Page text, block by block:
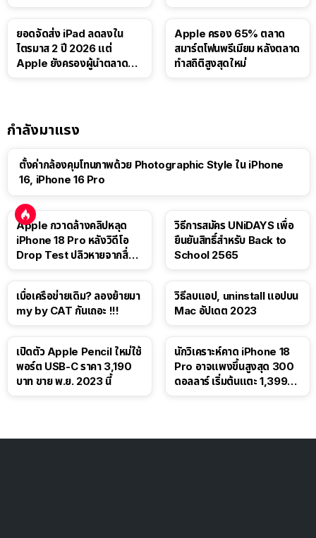
ยอดจัดส่ง iPad ลดลงใน
ไตรมาส 2 ปี 2026 แต่
Apple ยังครองผู้นำตลาด
Apple ครอง 65% ตลาด
สมาร์ตโฟนพรีเมียม หลังตลาด
ทำสถิติสูงสุดใหม่
กำลังมาแรง
ตั้งค่ากล้องคุมโทนภาพด้วย Photographic Style ใน iPhone
16, iPhone 16 Pro
Apple กวาดล้างคลิปหลุด
iPhone 18 Pro หลังวิดีโอ
Drop Test ปลิวหายจากสื่อ
วิธีการสมัคร UNiDAYS เพื่อ
ยืนยันสิทธิ์สำหรับ Back to
School 2565
เบื่อเครือข่ายเดิม? ลองย้ายมา
my by CAT กันเถอะ !!!
วิธีลบแอป, uninstall แอปบน
Mac อัปเดต 2023
เปิดตัว Apple Pencil ใหม่ใช้
พอร์ต USB-C ราคา 3,190
บาท ขาย พ.ย. 2023 นี้
นักวิเคราะห์คาด iPhone 18
Pro อาจแพงขึ้นสูงสุด 300
ดอลลาร์ เริ่มต้นแตะ 1,399